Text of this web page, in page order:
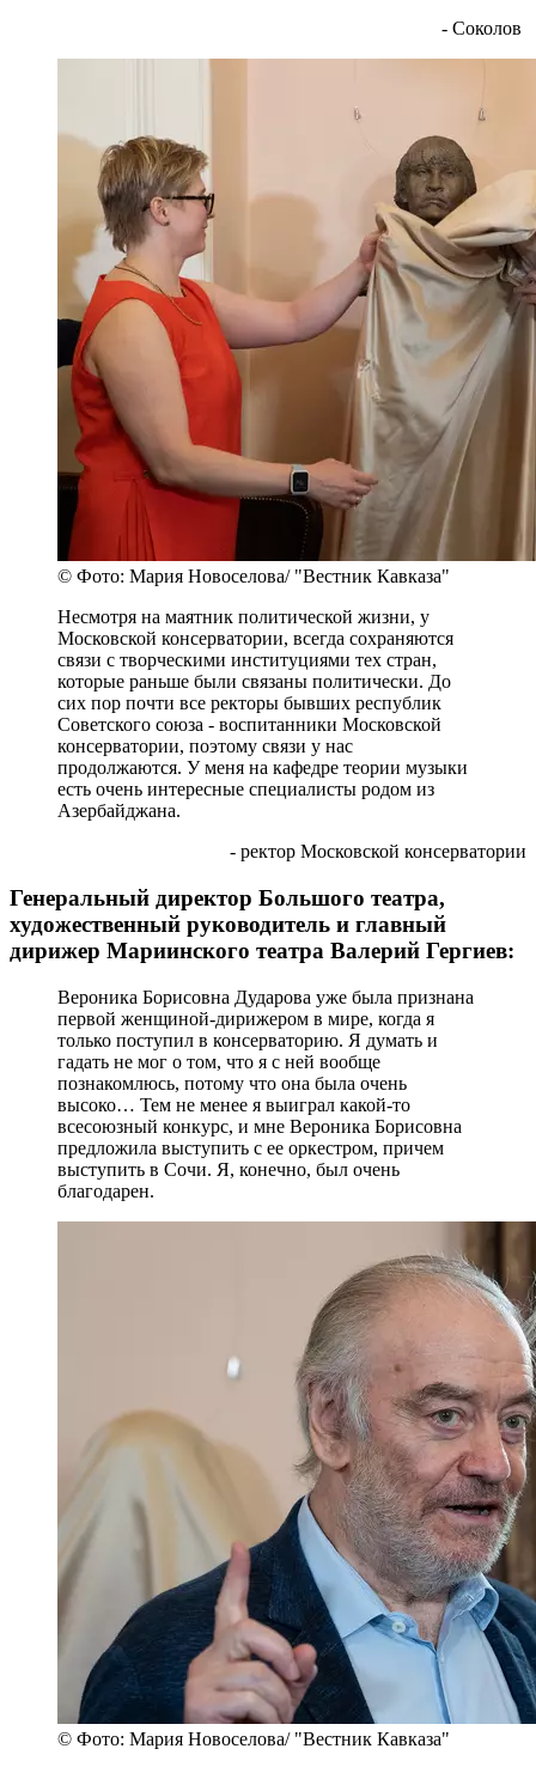
- Соколов
© Фото: Мария Новоселова/ "Вестник Кавказа"
Несмотря на маятник политической жизни, у
Московской консерватории, всегда сохраняются
связи с творческими институциями тех стран,
которые раньше были связаны политически. До
сих пор почти все ректоры бывших республик
Советского союза - воспитанники Московской
консерватории, поэтому связи у нас
продолжаются. У меня на кафедре теории музыки
есть очень интересные специалисты родом из
Азербайджана.
- ректор Московской консерватории
Генеральный директор Большого театра,
художественный руководитель и главный
дирижер Мариинского театра Валерий Гергиев:
Вероника Борисовна Дударова уже была признана
первой женщиной-дирижером в мире, когда я
только поступил в консерваторию. Я думать и
гадать не мог о том, что я с ней вообще
познакомлюсь, потому что она была очень
высоко… Тем не менее я выиграл какой-то
всесоюзный конкурс, и мне Вероника Борисовна
предложила выступить с ее оркестром, причем
выступить в Сочи. Я, конечно, был очень
благодарен.
© Фото: Мария Новоселова/ "Вестник Кавказа"